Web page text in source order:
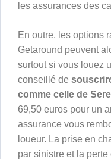
les assurances des
En outre, les options
Getaround peuvent
surtout si vous louez
conseillé de
comme celle de
69,50 euros pour un
assurance vous
loueur. La prise en
par sinistre et la perte